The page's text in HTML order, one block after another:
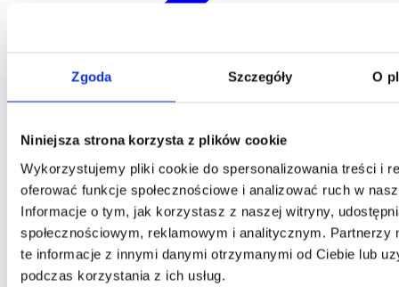
Zgoda Szczegóły O
Niniejsza strona korzysta z plików cookie
Wykorzystujemy pliki cookie do spersonalizowania treści i
oferować funkcje społecznościowe i analizować ruch w
Informacje o tym, jak korzystasz z naszej witryny,
społecznościowym, reklamowym i analitycznym. Partnerzy
te informacje z innymi danymi otrzymanymi od Ciebie lub
podczas korzystania z ich usług.
Centrala
Telefon: 58 309 03 07
E-mail: kontakt@dks.pl
Dział Obsługi Klienta
Telefon: 58 350 66 05
E-mail: serwis@dks.pl